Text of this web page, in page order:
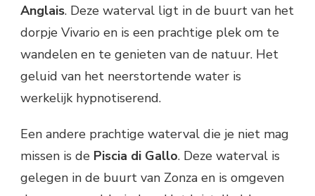
Anglais. Deze waterval ligt in de buurt van het
dorpje Vivario en is een prachtige plek om te
wandelen en te genieten van de natuur. Het
geluid van het neerstortende water is
werkelijk hypnotiserend.
Een andere prachtige waterval die je niet mag
missen is de Piscia di Gallo. Deze waterval is
gelegen in de buurt van Zonza en is omgeven